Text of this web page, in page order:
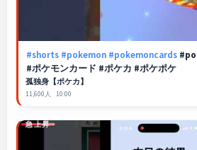
#shorts #pokemon #pokemoncards
#ポケモンカード #ポケカ #ポケポケ
孤独身【ポケカ】
11,600人 10:00
急上昇